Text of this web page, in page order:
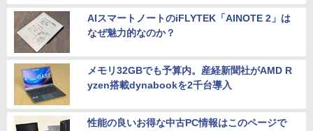
AIスマートノートのiFLYTEK「AINOTE 2」は
なぜ魅力的なのか？
メモリ32GBでも予算内。産経新聞社がAMD R
yzen搭載dynabookを2千台導入
性能の良いお得な中古PC情報はこのページで